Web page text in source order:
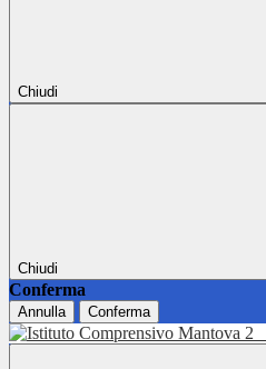
Chiudi
Chiudi
Conferma
Annulla Conferma